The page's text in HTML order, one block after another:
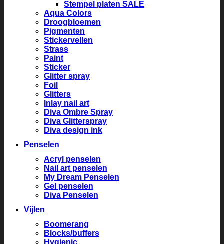
Stempel platen SALE
Aqua Colors
Droogbloemen
Pigmenten
Stickervellen
Strass
Paint
Sticker
Glitter spray
Foil
Glitters
Inlay nail art
Diva Ombre Spray
Diva Glitterspray
Diva design ink
Penselen
Acryl penselen
Nail art penselen
My Dream Penselen
Gel penselen
Diva Penselen
Vijlen
Boomerang
Blocks/buffers
Hygienic